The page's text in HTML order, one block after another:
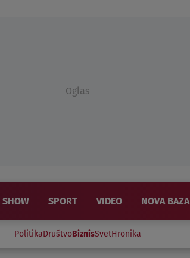
Oglas
SHOW SPORT VIDEO NOVA BAZA
PolitikaDruštvoBiznisSvetHronika